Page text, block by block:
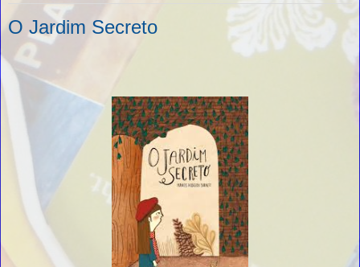
O Jardim Secreto